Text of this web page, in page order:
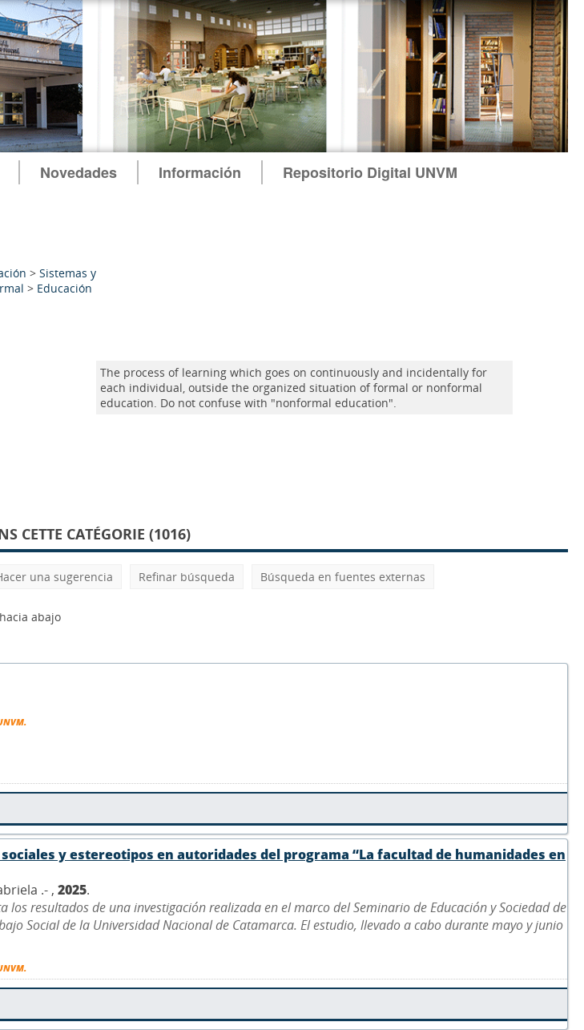
Novedades Información Repositorio Digital UNVM
> Sistemas y
> Educación
The process of learning which goes on continuously and incidentally for
each individual, outside the organized situation of formal or nonformal
education. Do not confuse with "nonformal education".
CETTE CATÉGORIE (1016)
una sugerencia Refinar búsqueda Búsqueda en fuentes externas
abajo
y estereotipos en autoridades del programa “La facultad de humanidades en
.- , 2025.
los resultados de una investigación realizada en el marco del Seminario de Educación y Sociedad de
Social de la Universidad Nacional de Catamarca. El estudio, llevado a cabo durante mayo y junio